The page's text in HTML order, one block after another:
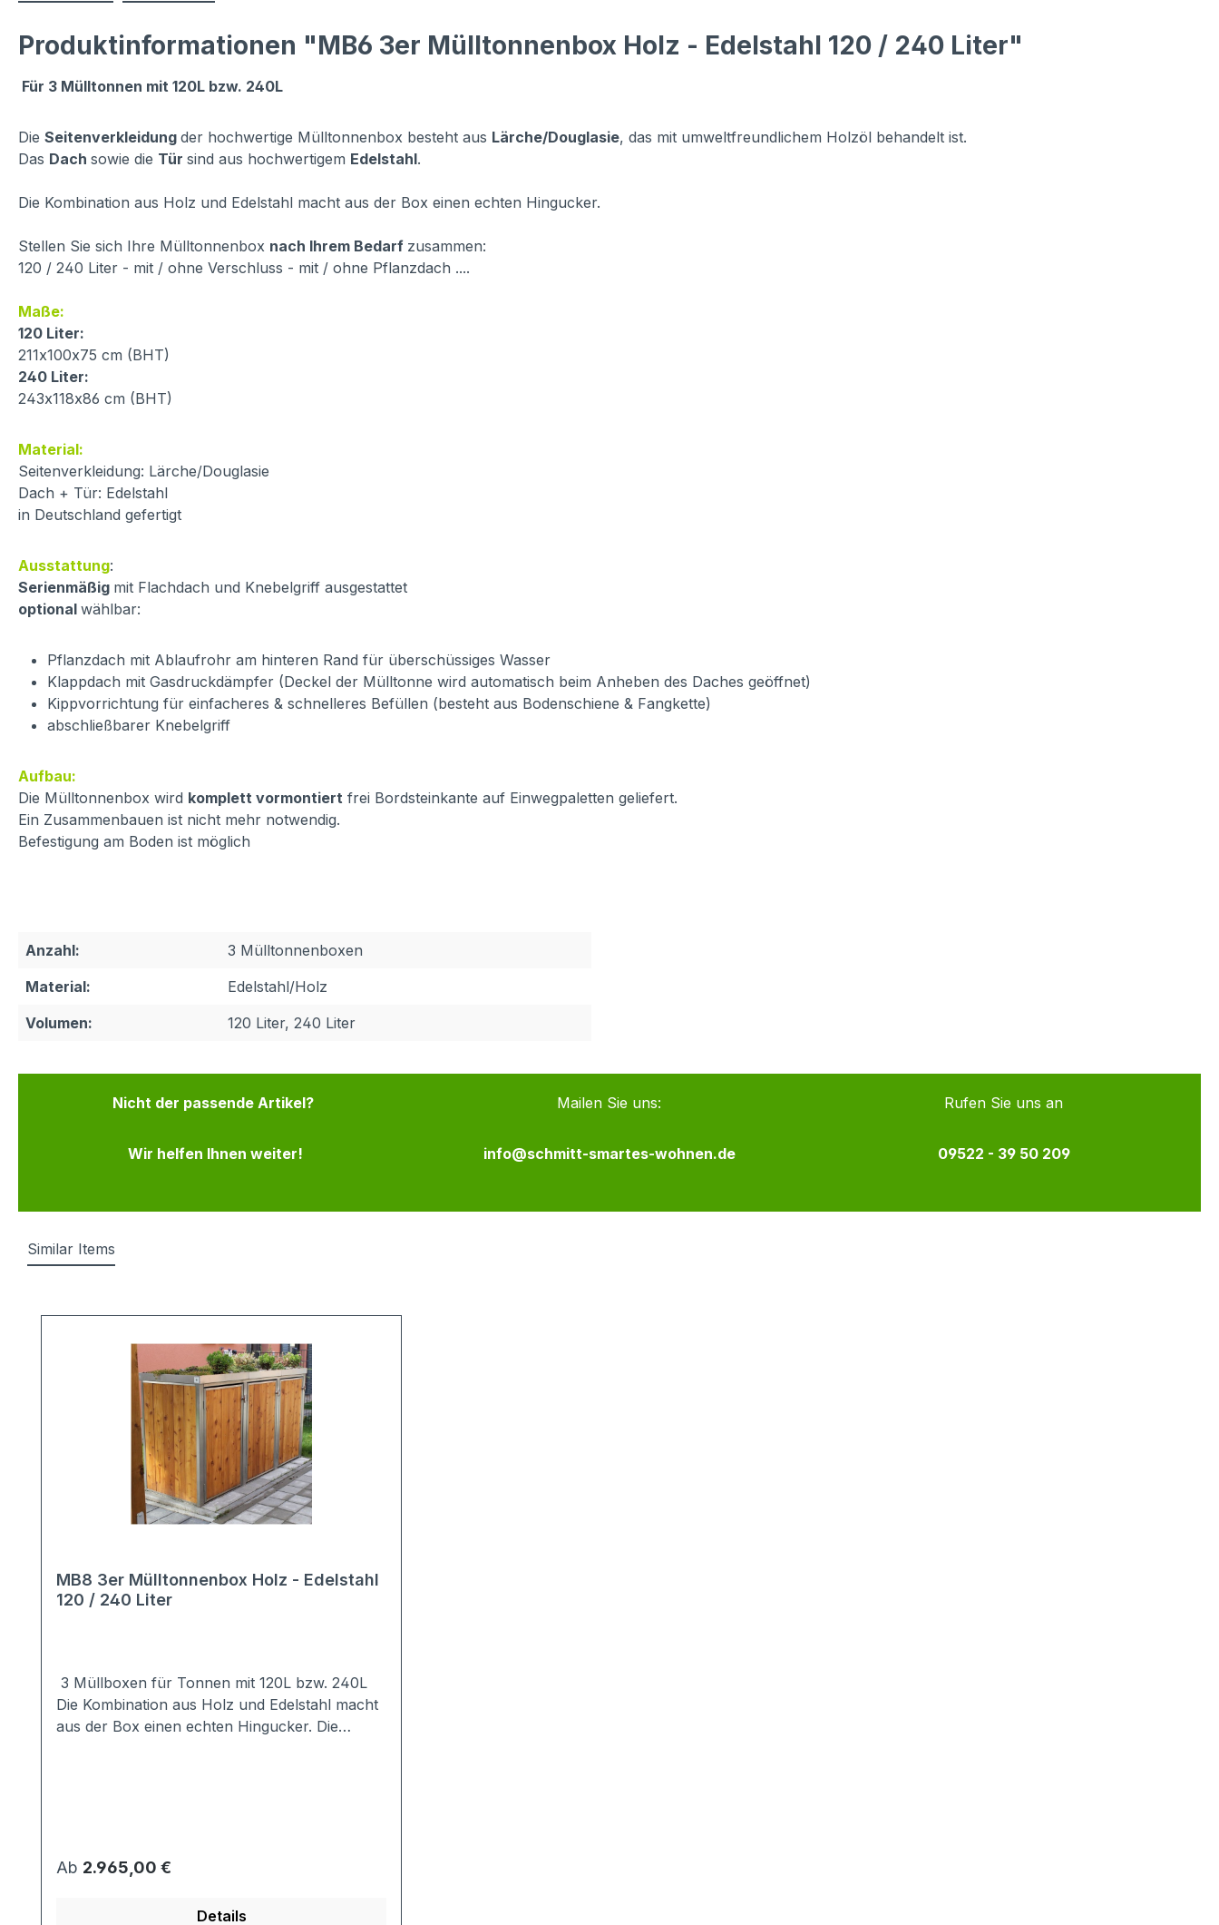
Produktinformationen "MB6 3er Mülltonnenbox Holz - Edelstahl 120 / 240 Liter"
Für 3 Mülltonnen mit 120L bzw. 240L
Die Seitenverkleidung der hochwertige Mülltonnenbox besteht aus Lärche/Douglasie, das mit umweltfreundlichem Holzöl behandelt ist.
Das Dach sowie die Tür sind aus hochwertigem Edelstahl.
Die Kombination aus Holz und Edelstahl macht aus der Box einen echten Hingucker.
Stellen Sie sich Ihre Mülltonnenbox nach Ihrem Bedarf zusammen:
120 / 240 Liter - mit / ohne Verschluss - mit / ohne Pflanzdach ....
Maße:
120 Liter:
211x100x75 cm (BHT)
240 Liter:
243x118x86 cm (BHT)
Material:
Seitenverkleidung: Lärche/Douglasie
Dach + Tür: Edelstahl
in Deutschland gefertigt
Ausstattung:
Serienmäßig mit Flachdach und Knebelgriff ausgestattet
optional wählbar:
Pflanzdach mit Ablaufrohr am hinteren Rand für überschüssiges Wasser
Klappdach mit Gasdruckdämpfer (Deckel der Mülltonne wird automatisch beim Anheben des Daches geöffnet)
Kippvorrichtung für einfacheres & schnelleres Befüllen (besteht aus Bodenschiene & Fangkette)
abschließbarer Knebelgriff
Aufbau:
Die Mülltonnenbox wird komplett vormontiert frei Bordsteinkante auf Einwegpaletten geliefert.
Ein Zusammenbauen ist nicht mehr notwendig.
Befestigung am Boden ist möglich
Anzahl:
3 Mülltonnenboxen
Material:
Edelstahl/Holz
Volumen:
120 Liter, 240 Liter
Nicht der passende Artikel?
Wir helfen Ihnen weiter!
Mailen Sie uns:
info@schmitt-smartes-wohnen.de
Rufen Sie uns an
09522 - 39 50 209
Similar Items
MB8 3er Mülltonnenbox Holz - Edelstahl
120 / 240 Liter
3 Müllboxen für Tonnen mit 120L bzw. 240L
Die Kombination aus Holz und Edelstahl macht
aus der Box einen echten Hingucker. Die
Box sehr witterungsbeständig. Auch die
Abstandshalter und Scharniere sind aus
Regulärer Preis:
Ab 2.965,00 €
Details